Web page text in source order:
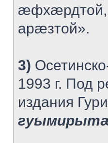
арæзтой».
3)
1993 г. Под
издания